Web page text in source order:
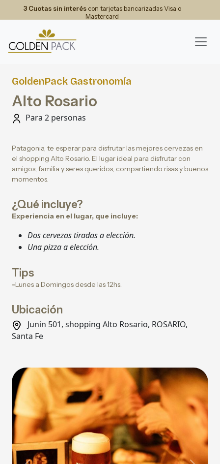
3 Cuotas sin interéscon tarjetas bancarizadas Visa o
Mastercard
GoldenPack Gastronomía
Alto Rosario
Para 2 personas
Patagonia, te esperar para disfrutar las mejores cervezas en
el shopping Alto Rosario. El lugar ideal para disfrutar con
amigos, familia y seres queridos, compartiendo risas y buenos
momentos.
¿Qué incluye?
Experiencia en el lugar, que incluye:
Dos cervezas tiradas a elección.
Una pizza a elección.
Tips
-Lunes a Domingos desde las 12hs.
Ubicación
Junin 501, shopping Alto Rosario, ROSARIO,
Santa Fe